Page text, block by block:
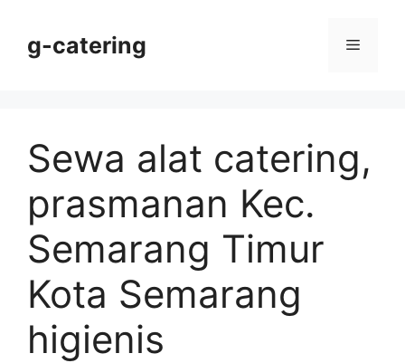
contentg-catering Menu
Sewa alat catering,
prasmanan Kec.
Semarang Timur
Kota Semarang
higienis